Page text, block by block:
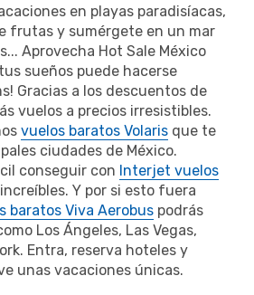
en playas paradisíacas,
frutas y sumérgete en un mar
Aprovecha Hot Sale México
sueños puede hacerse
Gracias a los descuentos de
vuelos a precios irresistibles.
vuelos baratos Volaris que te
ciudades de México.
conseguir con Interjet vuelos
Y por si esto fuera
baratos Viva Aerobus podrás
Los Ángeles, Las Vegas,
Entra, reserva hoteles y
unas vacaciones únicas.